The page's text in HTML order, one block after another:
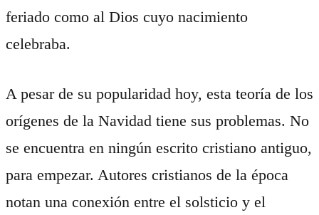
feriado como al Dios cuyo nacimiento
celebraba.
A pesar de su popularidad hoy, esta teoría de los
orígenes de la Navidad tiene sus problemas. No
se encuentra en ningún escrito cristiano antiguo,
para empezar. Autores cristianos de la época
notan una conexión entre el solsticio y el